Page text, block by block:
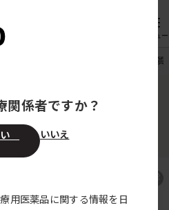
メニュー
ブリ皮下注200mgペン よくある
ペン
関係者ですか？
いいえ
用医薬品に関する情報を日